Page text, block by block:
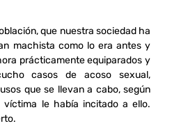
que nuestra sociedad ha
machista como lo era antes y
prácticamente equiparados y
casos de acoso sexual,
que se llevan a cabo, según
víctima le había incitado a ello.